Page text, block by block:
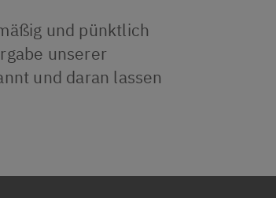
und pünktlich
unserer
und daran lassen